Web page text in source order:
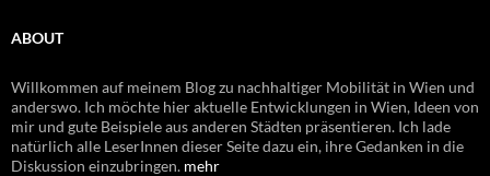
ABOUT
Willkommen auf meinem Blog zu nachhaltiger Mobilität in Wien und
anderswo. Ich möchte hier aktuelle Entwicklungen in Wien, Ideen von
mir und gute Beispiele aus anderen Städten präsentieren. Ich lade
natürlich alle LeserInnen dieser Seite dazu ein, ihre Gedanken in die
Diskussion einzubringen. mehr